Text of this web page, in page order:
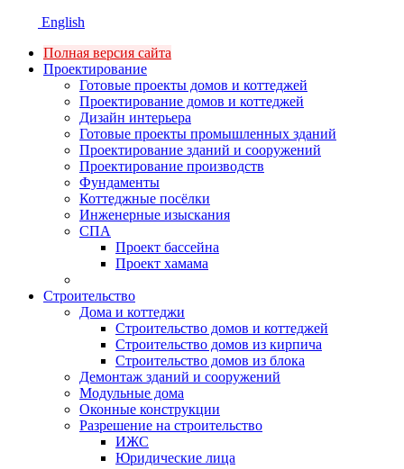
English
Полная версия сайта
Проектирование
Готовые проекты домов и коттеджей
Проектирование домов и коттеджей
Дизайн интерьера
Готовые проекты промышленных зданий
Проектирование зданий и сооружений
Проектирование производств
Фундаменты
Коттеджные посёлки
Инженерные изыскания
СПА
Проект бассейна
Проект хамама
Строительство
Дома и коттеджи
Строительство домов и коттеджей
Строительство домов из кирпича
Строительство домов из блока
Демонтаж зданий и сооружений
Модульные дома
Оконные конструкции
Разрешение на строительство
ИЖС
Юридические лица